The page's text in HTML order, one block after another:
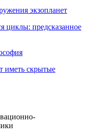
экзопланет
циклы: предсказанное
иметь скрытые